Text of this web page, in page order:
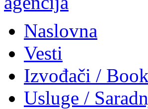
Naslovna
Vesti
Izvođači /
Usluge /